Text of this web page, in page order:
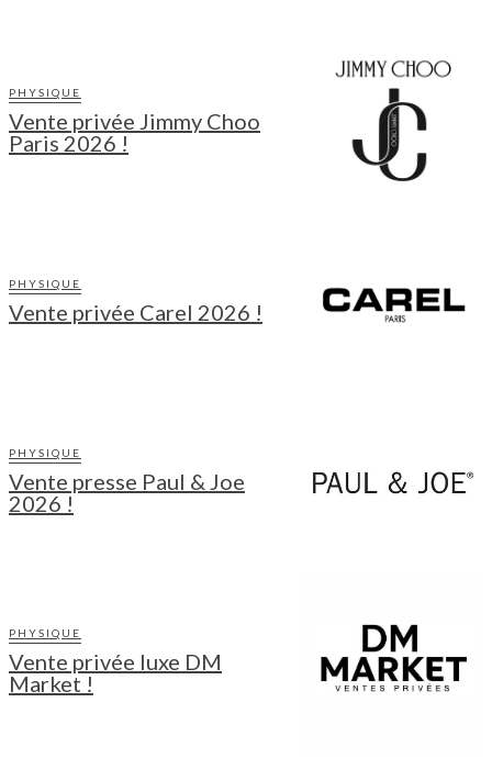
PHYSIQUE
Vente privée Jimmy Choo
Paris 2026 !
PHYSIQUE
Vente privée Carel 2026 !
PHYSIQUE
Vente presse Paul & Joe
2026 !
PHYSIQUE
Vente privée luxe DM
Market !